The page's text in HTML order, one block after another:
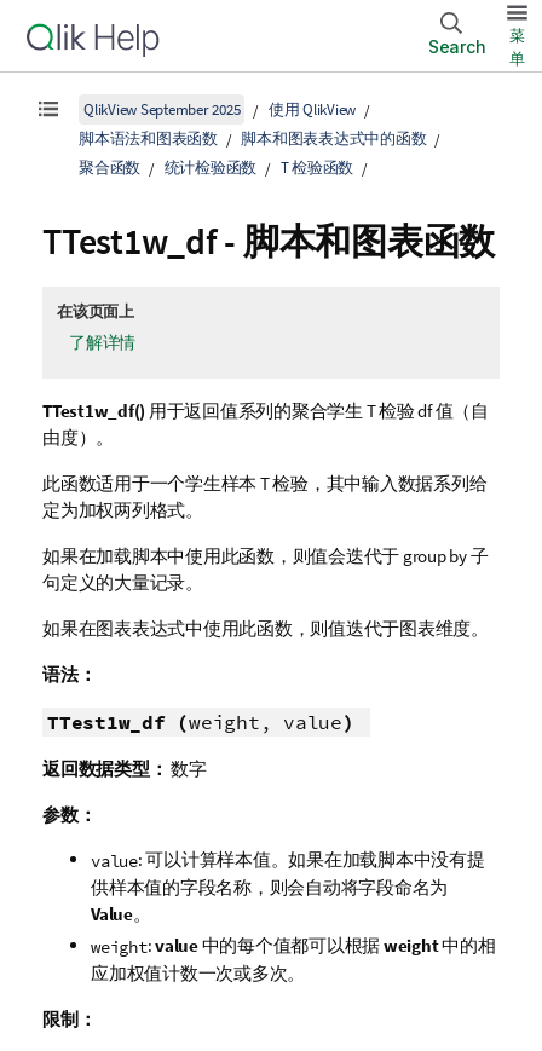
Search
菜
单
QlikView September 2025
使用 QlikView
脚本语法和图表函数
脚本和图表表达式中的函数
聚合函数
统计检验函数 T 检验函数
TTest1w_df- 脚本和图表函数
在该页面上
了解详情
TTest1w_df() 用于返回值系列的聚合学生 T 检验 df 值（自
由度）。
此函数适用于一个学生样本 T 检验，其中输入数据系列给
定为加权两列格式。
如果在加载脚本中使用此函数，则值会迭代于 group by 子
句定义的大量记录。
如果在图表表达式中使用此函数，则值迭代于图表维度。
语法：
TTest1w_df (weight, value)
返回数据类型： 数字
参数：
value: 可以计算样本值。如果在加载脚本中没有提
供样本值的字段名称，则会自动将字段命名为
Value。
weight:value中的每个值都可以根据weight中的相
应加权值计数一次或多次。
限制：